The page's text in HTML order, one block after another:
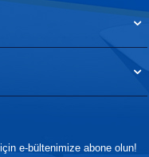
e-bültenimize abone olun!